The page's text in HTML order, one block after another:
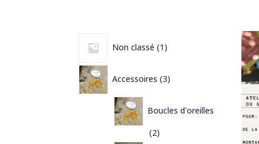
Non classé 1
produit
Accessoires 3
produits
Boucles d'oreilles
22